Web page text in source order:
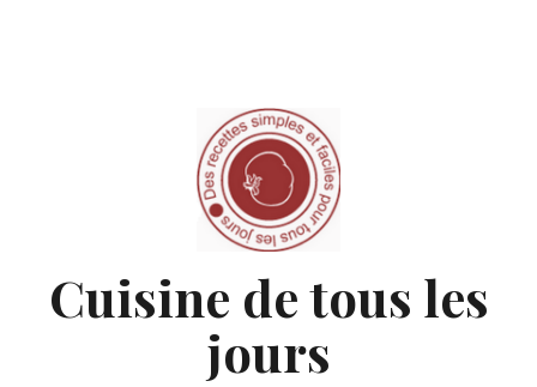
Cuisine de tous les
jours